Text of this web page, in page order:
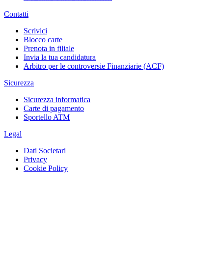
Contatti
Scrivici
Blocco carte
Prenota in filiale
Invia la tua candidatura
Arbitro per le controversie Finanziarie (ACF)
Sicurezza
Sicurezza informatica
Carte di pagamento
Sportello ATM
Legal
Dati Societari
Privacy
Cookie Policy